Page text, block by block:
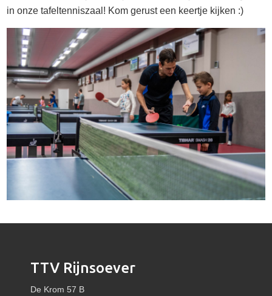
in onze tafeltenniszaal! Kom gerust een keertje kijken :)
TTV Rijnsoever
De Krom 57 B